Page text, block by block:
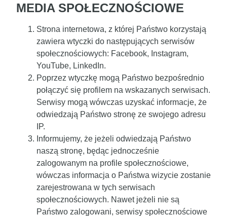
MEDIA SPOŁECZNOŚCIOWE
Strona internetowa, z której Państwo korzystają
zawiera wtyczki do następujących serwisów
społecznościowych: Facebook, Instagram,
YouTube, LinkedIn.
Poprzez wtyczkę mogą Państwo bezpośrednio
połączyć się profilem na wskazanych serwisach.
Serwisy mogą wówczas uzyskać informacje, że
odwiedzają Państwo stronę ze swojego adresu
IP.
Informujemy, że jeżeli odwiedzają Państwo
naszą stronę, będąc jednocześnie
zalogowanym na profile społecznościowe,
wówczas informacja o Państwa wizycie zostanie
zarejestrowana w tych serwisach
społecznościowych. Nawet jeżeli nie są
Państwo zalogowani, serwisy społecznościowe